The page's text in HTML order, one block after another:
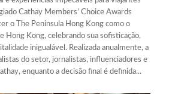
Cathay Members’ Choice Awards
o The Peninsula Hong Kong como o
Hong Kong, celebrando sua sofisticação,
inigualável. Realizada anualmente, a
do setor, jornalistas, influenciadores e
enquanto a decisão final é definida...